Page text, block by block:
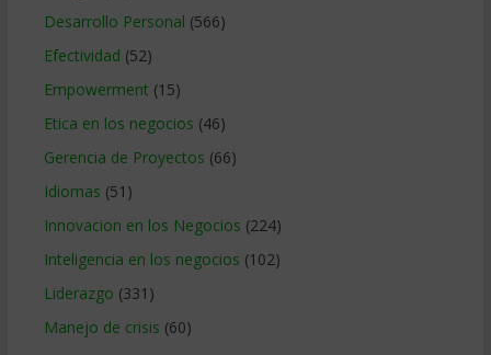
Desarrollo Personal (566)
Efectividad (52)
Empowerment (15)
Etica en los negocios (46)
Gerencia de Proyectos (66)
Idiomas (51)
Innovacion en los Negocios (224)
Inteligencia en los negocios (102)
Liderazgo (331)
Manejo de crisis (60)